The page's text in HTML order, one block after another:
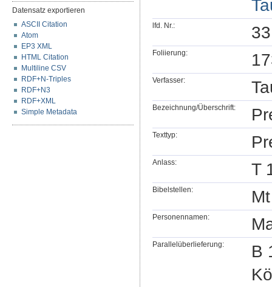
Datensatz exportieren
ASCII Citation
Atom
EP3 XML
HTML Citation
Multiline CSV
RDF+N-Triples
RDF+N3
RDF+XML
Simple Metadata
lfd. Nr.: 33
Foliierung:
Verfasser:
Bezeichnung/Überschrift:
Texttyp:
Anlass: T
Bibelstellen:
Personennamen:
Parallelüberlieferung:
B